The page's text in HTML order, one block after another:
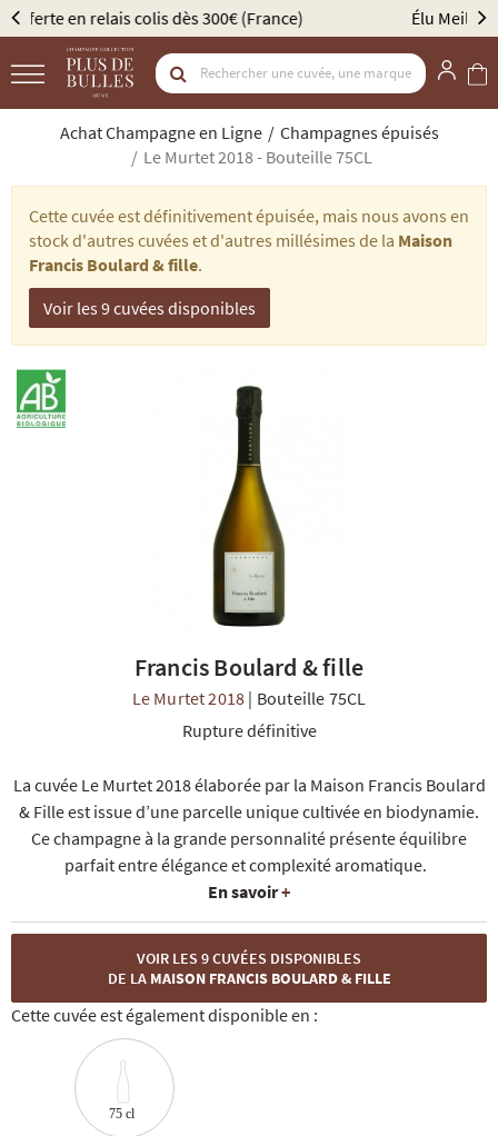
NOS COFFRETS DÉCOUVERTES NOS MEILLEURES VENTES
Élu Meilleur Caviste Champagne par Gault & Millau
Achat Champagne en Ligne
Champagnes épuisés
Le Murtet 2018 - Bouteille 75CL
Cette cuvée est définitivement épuisée, mais nous avons en
stock d'autres cuvées et d'autres millésimes de la Maison
Francis Boulard & fille.
Voir les 9 cuvées disponibles
Francis Boulard & fille
Le Murtet 2018 | Bouteille 75CL
Rupture définitive
La cuvée Le Murtet 2018 élaborée par la Maison Francis Boulard
& Fille est issue d’une parcelle unique cultivée en biodynamie.
Ce champagne à la grande personnalité présente équilibre
parfait entre élégance et complexité aromatique.
En savoir+
VOIR LES 9 CUVÉES DISPONIBLES
DE LA MAISON FRANCIS BOULARD & FILLE
Cette cuvée est également disponible en :
75 cl